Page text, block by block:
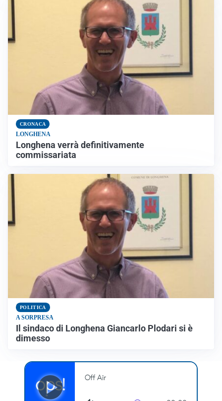
CRONACA
LONGHENA
Longhena verrà definitivamente
commissariata
POLITICA
A SORPRESA
Il sindaco di Longhena Giancarlo Plodari si è
dimesso